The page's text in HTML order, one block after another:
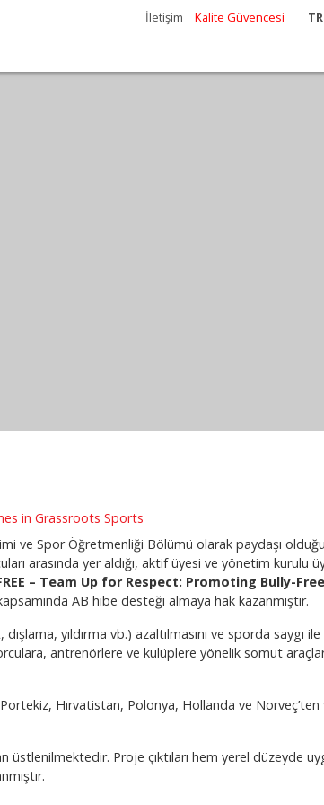
TR
İletişim Kalite Güvencesi
in Grassroots Sports
ve Spor Öğretmenliği Bölümü olarak paydaşı
arasında yer aldığı, aktif üyesi ve yönetim kurulu
– Team Up for Respect: Promoting Bully-
AB hibe desteği almaya hak kazanmıştır.
yıldırma vb.) azaltılmasını ve sporda saygı ile
antrenörlere ve kulüplere yönelik somut
Hırvatistan, Polonya, Hollanda ve Norveç’ten
Proje çıktıları hem yerel düzeyde